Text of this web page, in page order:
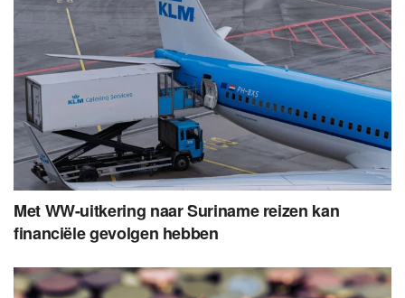
Met WW-uitkering naar Suriname reizen kan
financiële gevolgen hebben